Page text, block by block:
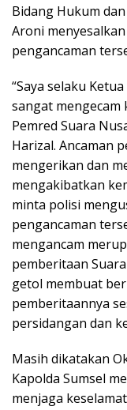
Bidang Hukum
Aroni
pengancaman
“Saya selaku
sangat mengecam
Pemred Suara
Harizal. Ancaman
mengerikan dan
mengakibatkan
minta polisi
pengancaman
mengancam
pemberitaan
getol membuat
pemberitaannya
persidangan dan
Masih dikatakan
Kapolda Sumsel
menjaga